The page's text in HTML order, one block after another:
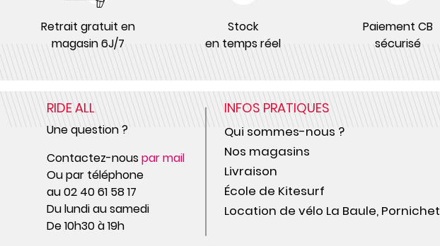
Retrait gratuit en
magasin 6J/7
Stock
en temps réel
Paiement CB
sécurisé
RIDE ALL
Une question ?
Contactez-nouspar mail
Ou par téléphone
au 02 40 61 58 17
Du lundi au samedi
De 10h30 à 19h
INFOS PRATIQUES
Qui sommes-nous ?
Nos magasins
Livraison
École de Kitesurf
Location de vélo La Baule, Pornichet